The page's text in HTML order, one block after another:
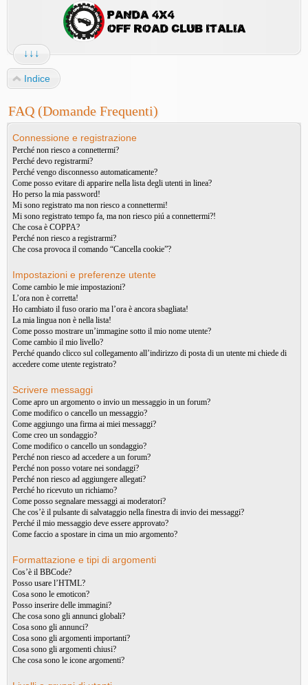
↓↓↓
Indice
FAQ (Domande Frequenti)
Connessione e registrazione
Perché non riesco a connettermi?
Perché devo registrarmi?
Perché vengo disconnesso automaticamente?
Come posso evitare di apparire nella lista degli utenti in linea?
Ho perso la mia password!
Mi sono registrato ma non riesco a connettermi!
Mi sono registrato tempo fa, ma non riesco piú a connettermi?!
Che cosa è COPPA?
Perché non riesco a registrarmi?
Che cosa provoca il comando “Cancella cookie”?
Impostazioni e preferenze utente
Come cambio le mie impostazioni?
L’ora non è corretta!
Ho cambiato il fuso orario ma l’ora è ancora sbagliata!
La mia lingua non è nella lista!
Come posso mostrare un’immagine sotto il mio nome utente?
Come cambio il mio livello?
Perché quando clicco sul collegamento all’indirizzo di posta di un utente mi chiede di
accedere come utente registrato?
Scrivere messaggi
Come apro un argomento o invio un messaggio in un forum?
Come modifico o cancello un messaggio?
Come aggiungo una firma ai miei messaggi?
Come creo un sondaggio?
Come modifico o cancello un sondaggio?
Perché non riesco ad accedere a un forum?
Perché non posso votare nei sondaggi?
Perché non riesco ad aggiungere allegati?
Perché ho ricevuto un richiamo?
Come posso segnalare messaggi ai moderatori?
Che cos’è il pulsante di salvataggio nella finestra di invio dei messaggi?
Perché il mio messaggio deve essere approvato?
Come faccio a spostare in cima un mio argomento?
Formattazione e tipi di argomenti
Cos’è il BBCode?
Posso usare l’HTML?
Cosa sono le emoticon?
Posso inserire delle immagini?
Che cosa sono gli annunci globali?
Cosa sono gli annunci?
Cosa sono gli argomenti importanti?
Cosa sono gli argomenti chiusi?
Che cosa sono le icone argomenti?